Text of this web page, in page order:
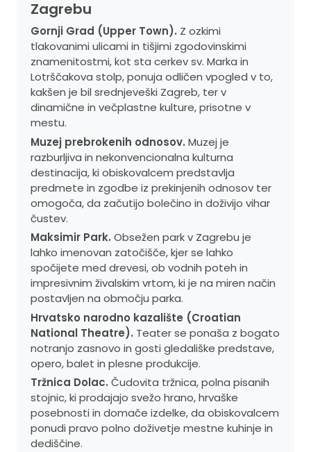
Zagrebu
Gornji Grad (Upper Town). Z ozkimi
tlakovanimi ulicami in tišjimi zgodovinskimi
znamenitostmi, kot sta cerkev sv. Marka in
Lotrščakova stolp, ponuja odličen vpogled v to,
kakšen je bil srednjeveški Zagreb, ter v
dinamične in večplastne kulture, prisotne v
mestu.
Muzej prebrokenih odnosov. Muzej je
razburljiva in nekonvencionalna kulturna
destinacija, ki obiskovalcem predstavlja
predmete in zgodbe iz prekinjenih odnosov ter
omogoča, da začutijo bolečino in doživijo vihar
čustev.
Maksimir Park. Obsežen park v Zagrebu je
lahko imenovan zatočišče, kjer se lahko
spočijete med drevesi, ob vodnih poteh in
impresivnim živalskim vrtom, ki je na miren način
postavljen na območju parka.
Hrvatsko narodno kazalište (Croatian
National Theatre). Teater se ponaša z bogato
notranjo zasnovo in gosti gledališke predstave,
opero, balet in plesne produkcije.
Tržnica Dolac. Čudovita tržnica, polna pisanih
stojnic, ki prodajajo svežo hrano, hrvaške
posebnosti in domače izdelke, da obiskovalcem
ponudi pravo polno doživetje mestne kuhinje in
dediščine.